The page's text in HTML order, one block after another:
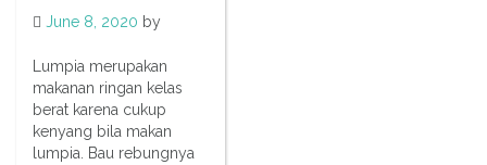
June 8, 2020 by
Lumpia merupakan
makanan ringan kelas
berat karena cukup
kenyang bila makan
lumpia. Bau rebungnya